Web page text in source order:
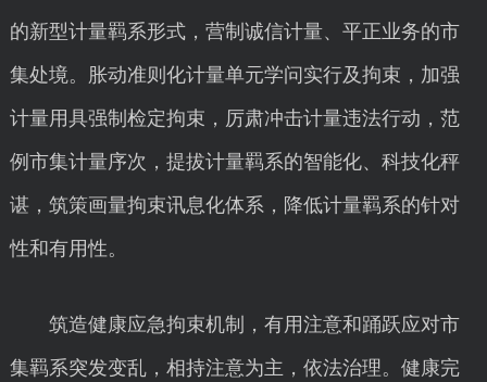
的新型计量羁系形式，营制诚信计量、平正业务的市
集处境。胀动准则化计量单元学问实行及拘束，加强
计量用具强制检定拘束，厉肃冲击计量违法行动，范
例市集计量序次，提拔计量羁系的智能化、科技化秤
谌，筑策画量拘束讯息化体系，降低计量羁系的针对
性和有用性。
筑造健康应急拘束机制，有用注意和踊跃应对市
集羁系突发变乱，相持注意为主，依法治理。健康完